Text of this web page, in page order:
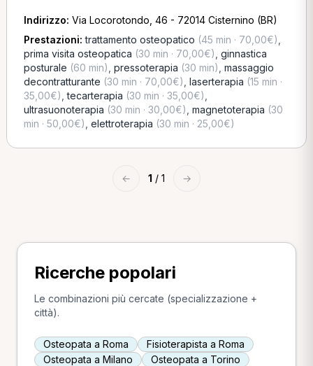
Indirizzo: Via Locorotondo, 46 - 72014 Cisternino (BR)
Prestazioni:trattamento osteopatico (45 min · 70,00€)
prima visita osteopatica (30 min · 70,00€) ginnastica
posturale (60 min) pressoterapia (30 min) massaggio
decontratturante (30 min · 70,00€) laserterapia (15 min ·
35,00€) ,tecarterapia (30 min · 35,00€)
ultrasuonoterapia (30 min · 30,00€) magnetoterapia (30
min · 50,00€) elettroterapia (30 min · 25,00€)
← 1 / 1 →
Ricerche popolari
Le combinazioni più cercate (specializzazione +
città).
Osteopata a Roma
Fisioterapista a Roma
Osteopata a Milano
Osteopata a Torino